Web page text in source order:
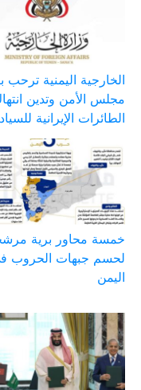
الخارجية اليمنية ترحب
مجلس الأمن وتدين
الطائرات الإيرانية
خمسة محاور برية
لحسم جبهات الحروب
اليمن